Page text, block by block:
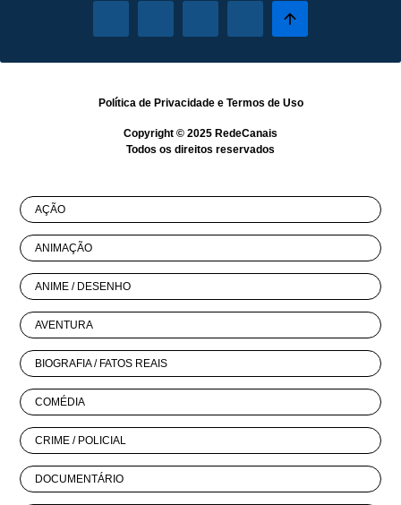
Política de Privacidadee Termos de Uso
Copyright © 2025 RedeCanais
Todos os direitos reservados
AÇÃO
ANIMAÇÃO
ANIME / DESENHO
AVENTURA
BIOGRAFIA / FATOS REAIS
COMÉDIA
CRIME / POLICIAL
DOCUMENTÁRIO